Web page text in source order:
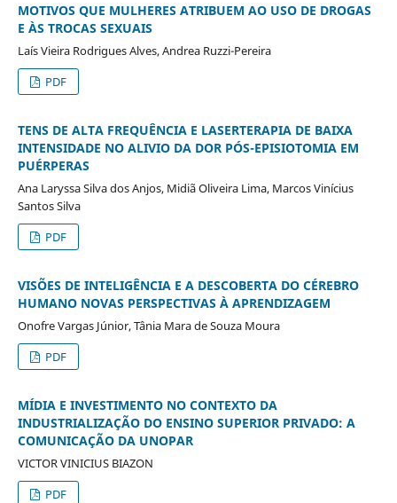
MOTIVOS QUE MULHERES ATRIBUEM AO USO DE DROGAS
E ÀS TROCAS SEXUAIS
Laís Vieira Rodrigues Alves, Andrea Ruzzi-Pereira
PDF
TENS DE ALTA FREQUÊNCIA E LASERTERAPIA DE BAIXA
INTENSIDADE NO ALIVIO DA DOR PÓS-EPISIOTOMIA EM
PUÉRPERAS
Ana Laryssa Silva dos Anjos, Midiã Oliveira Lima, Marcos Vinícius
Santos Silva
PDF
VISÕES DE INTELIGÊNCIA E A DESCOBERTA DO CÉREBRO
HUMANO NOVAS PERSPECTIVAS À APRENDIZAGEM
Onofre Vargas Júnior, Tânia Mara de Souza Moura
PDF
MÍDIA E INVESTIMENTO NO CONTEXTO DA
INDUSTRIALIZAÇÃO DO ENSINO SUPERIOR PRIVADO: A
COMUNICAÇÃO DA UNOPAR
VICTOR VINICIUS BIAZON
PDF